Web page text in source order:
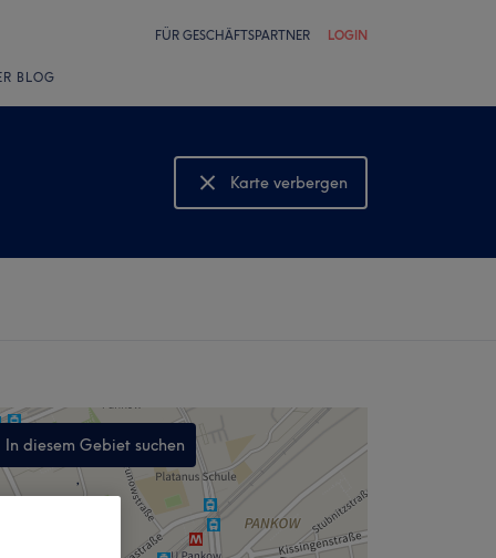
FÜR GESCHÄFTSPARTNER LOGIN
BLOG
Karte verbergen
Karte anzeigen
In diesem Gebiet suchen
,